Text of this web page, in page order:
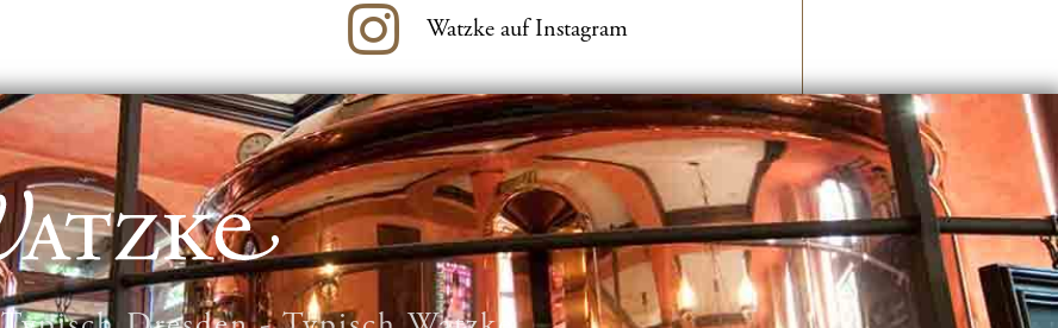
Watzke auf Instagram